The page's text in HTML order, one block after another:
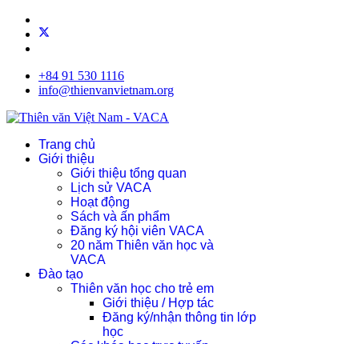
+84 91 530 1116
info@thienvanvietnam.org
Trang chủ
Giới thiệu
Giới thiệu tổng quan
Lịch sử VACA
Hoạt động
Sách và ấn phẩm
Đăng ký hội viên VACA
20 năm Thiên văn học và
VACA
Đào tạo
Thiên văn học cho trẻ em
Giới thiệu / Hợp tác
Đăng ký/nhận thông tin lớp
học